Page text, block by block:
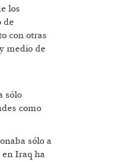
los
de
con otras
medio de
sólo
como
sólo a
en Iraq ha